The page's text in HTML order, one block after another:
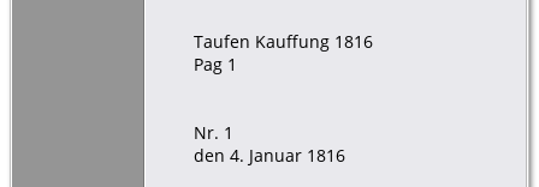
Taufen Kauffung 1816
Pag 1
Nr. 1
den 4. Januar 1816